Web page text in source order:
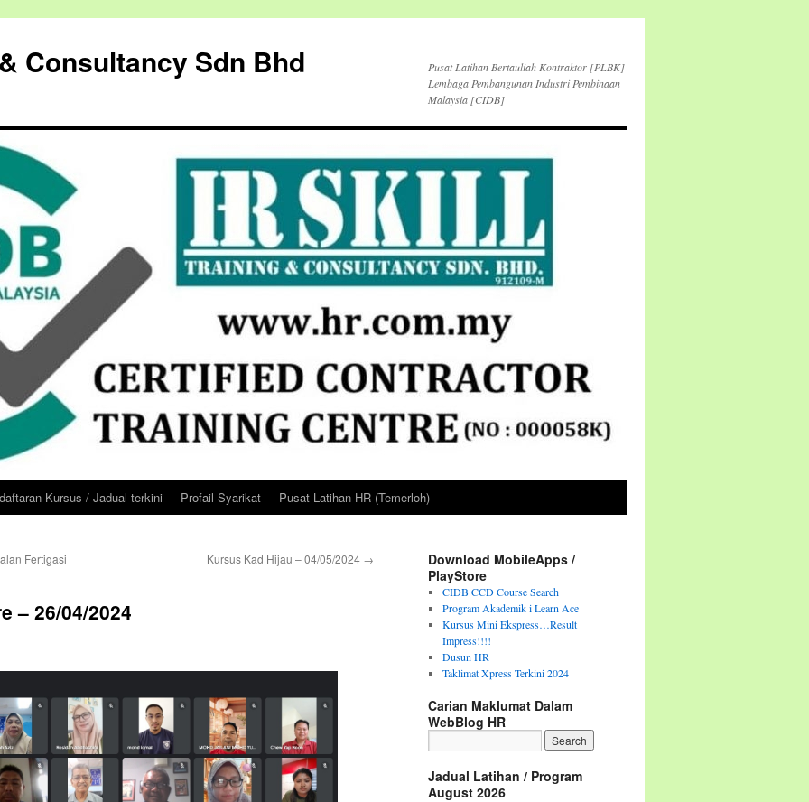
Consultancy Sdn Bhd
Pusat Latihan Bertauliah Kontraktor [PLBK]
Lembaga Pembangunan Industri Pembinaan
Malaysia [CIDB]
Kursus / Jadual terkini Profail Syarikat Pusat Latihan HR (Temerloh)
Fertigasi
Kursus Kad Hijau – 04/05/2024 →
– 26/04/2024
Download MobileApps /
PlayStore
CIDB CCD Course Search
Program Akademik i Learn Ace
Kursus Mini Ekspress…Result
Impress!!!!
Dusun HR
Taklimat Xpress Terkini 2024
Carian Maklumat Dalam
WebBlog HR
Jadual Latihan / Program
August 2026